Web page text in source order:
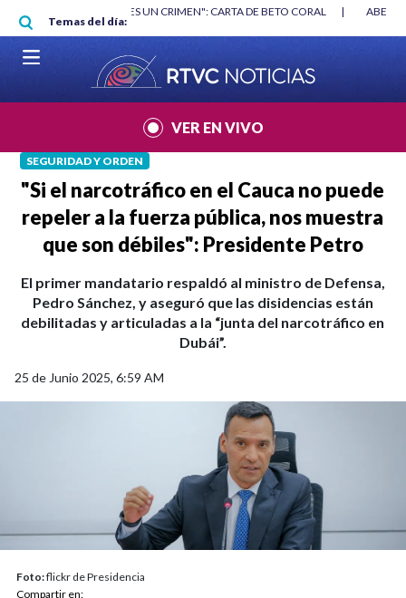
Pasar al contenido principal
Temas del día:
"HABLAR NO ES UN CRIMEN": CARTA DE BETO CORAL |
VER EN VIVO
SEGURIDAD Y ORDEN
"Si el narcotráfico en el Cauca no puede
repeler a la fuerza pública, nos muestra
que son débiles": Presidente Petro
El primer mandatario respaldó al ministro de Defensa,
Pedro Sánchez, y aseguró que las disidencias están
debilitadas y articuladas a la “junta del narcotráfico en
Dubái”.
25 de Junio 2025, 6:59 AM
Foto:flickr de Presidencia
Compartir en: